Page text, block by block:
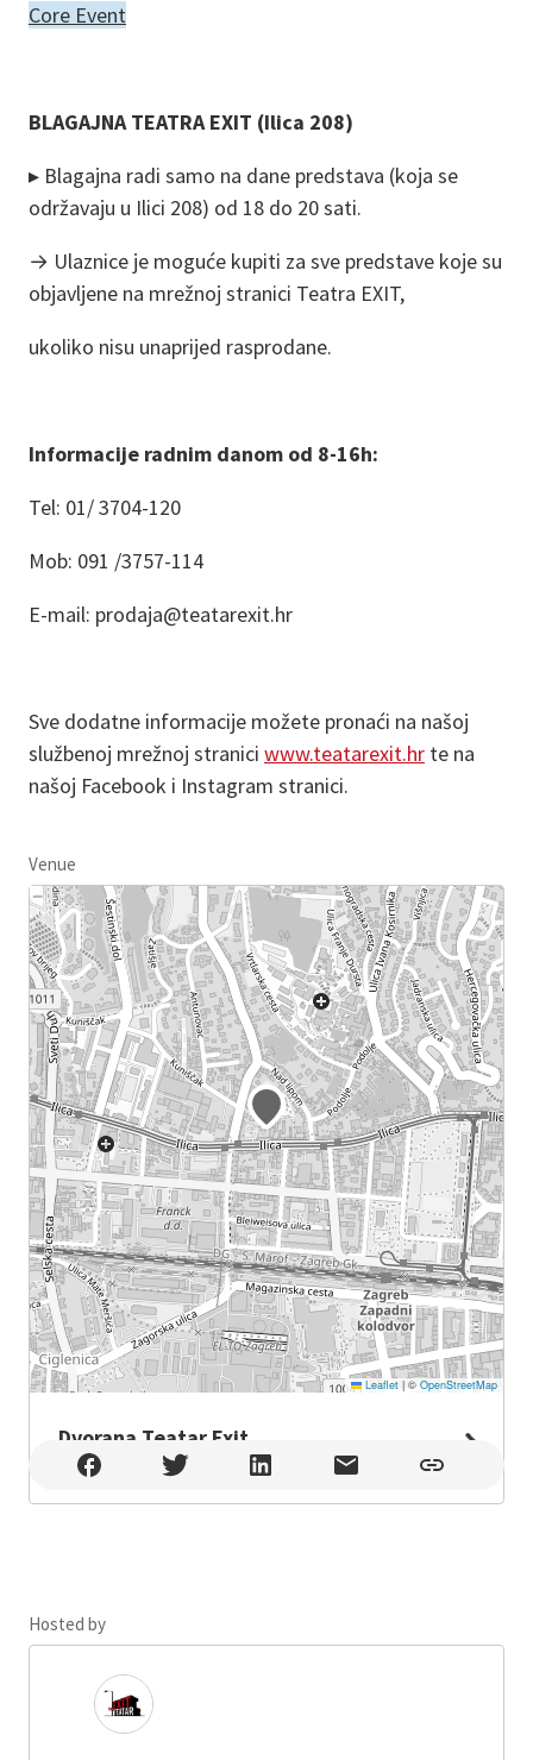
Core Event
BLAGAJNA TEATRA EXIT (Ilica 208)
▸ Blagajna radi samo na dane predstava (koja se
održavaju u Ilici 208) od 18 do 20 sati.
→ Ulaznice je moguće kupiti za sve predstave koje su
objavljene na mrežnoj stranici Teatra EXIT,
ukoliko nisu unaprijed rasprodane.
Informacije radnim danom od 8-16h:
Tel: 01/ 3704-120
Mob: 091 /3757-114
E-mail: prodaja@teatarexit.hr
Sve dodatne informacije možete pronaći na našoj
službenoj mrežnoj stranici www.teatarexit.hr te na
našoj Facebook i Instagram stranici.
Venue
Leaflet |© OpenStreetMap
Dvorana Teatar Exit
Dvorana Teatar Exit , Zagreb
Hosted by